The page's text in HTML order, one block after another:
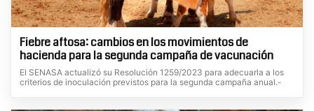
Fiebre aftosa: cambios en los movimientos de
hacienda para la segunda campaña de vacunación
El SENASA actualizó su Resolución 1259/2023 para adecuarla a los
criterios de inoculación previstos para la segunda campaña anual.-